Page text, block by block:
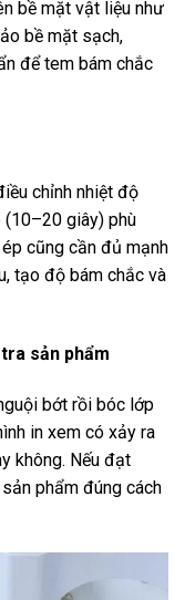
bề mặt vật liệu như
bề mặt sạch,
để tem bám chắc
chỉnh nhiệt độ
giây) phù
cũng cần đủ mạnh
tạo độ bám chắc và
sản phẩm
bớt rồi bóc lớp
in xem có xảy ra
không. Nếu đạt
phẩm đúng cách